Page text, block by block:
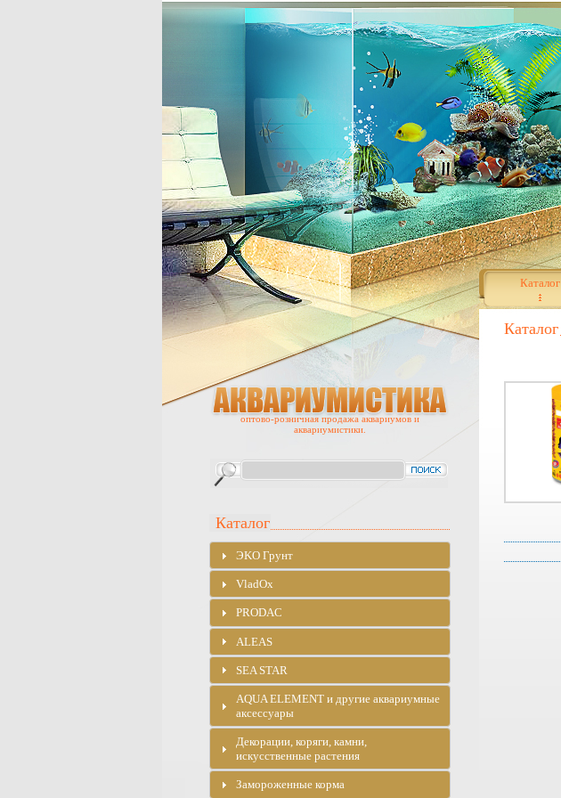
Каталог
Каталог
оптово-розничная продажа аквариумов и
аквариумистики.
Каталог
ЭKO Грунт
VladOx
PRODAC
ALEAS
SEA STAR
AQUA ELEMENT и другие аквариумные
аксессуары
Декорации, коряги, камни,
искусственные растения
Замороженные корма